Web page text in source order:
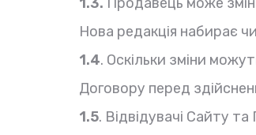
Нова редакція набирає
1.4. Оскільки зміни
Договору перед
1.5. Відвідувачі Сайту